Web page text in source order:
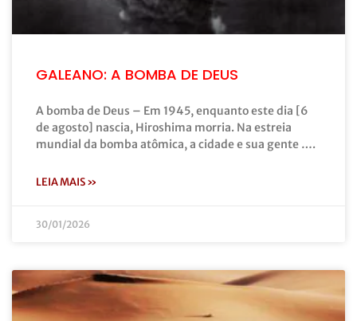
GALEANO: A BOMBA DE DEUS
A bomba de Deus – Em 1945, enquanto este dia [6
de agosto] nascia, Hiroshima morria. Na estreia
mundial da bomba atômica, a cidade e sua gente ….
LEIA MAIS »
30/01/2026